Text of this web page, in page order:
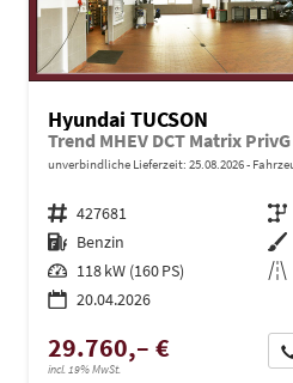
Hyundai TUCSON
Trend MHEV DCT Matrix
unverbindliche Lieferzeit: 25.08.2026
Fahrzeugnr. 427681 Getriebe
Kraftstoff Benzin Außenfarbe
Leistung 118 kW (160 PS) Kilometerstand
20.04.2026
29.760,– €
incl. 19% MwSt.